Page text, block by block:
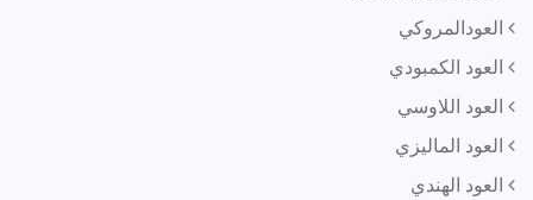
العودالمروكي
العود الكمبودي
العود اللاوسي
العود الماليزي
العود الهندي